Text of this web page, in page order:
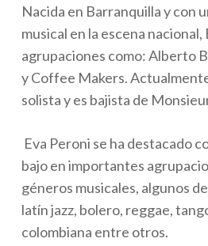
Nacida en Barranquilla y con
musical en la escena
agrupaciones como: Alberto
y Coffee Makers.
solista y es bajista de
Eva Peroni se ha destacado
bajo en importantes
géneros musicales, algunos
latín jazz, bolero, reggae,
colombiana entre otros.